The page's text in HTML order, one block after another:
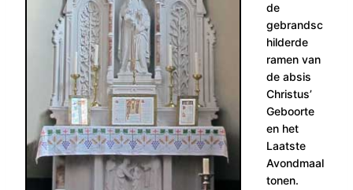
de
gebrandsc
hilderde
ramen van
de absis
Christus’
Geboorte
en het
Laatste
Avondmaal
tonen.